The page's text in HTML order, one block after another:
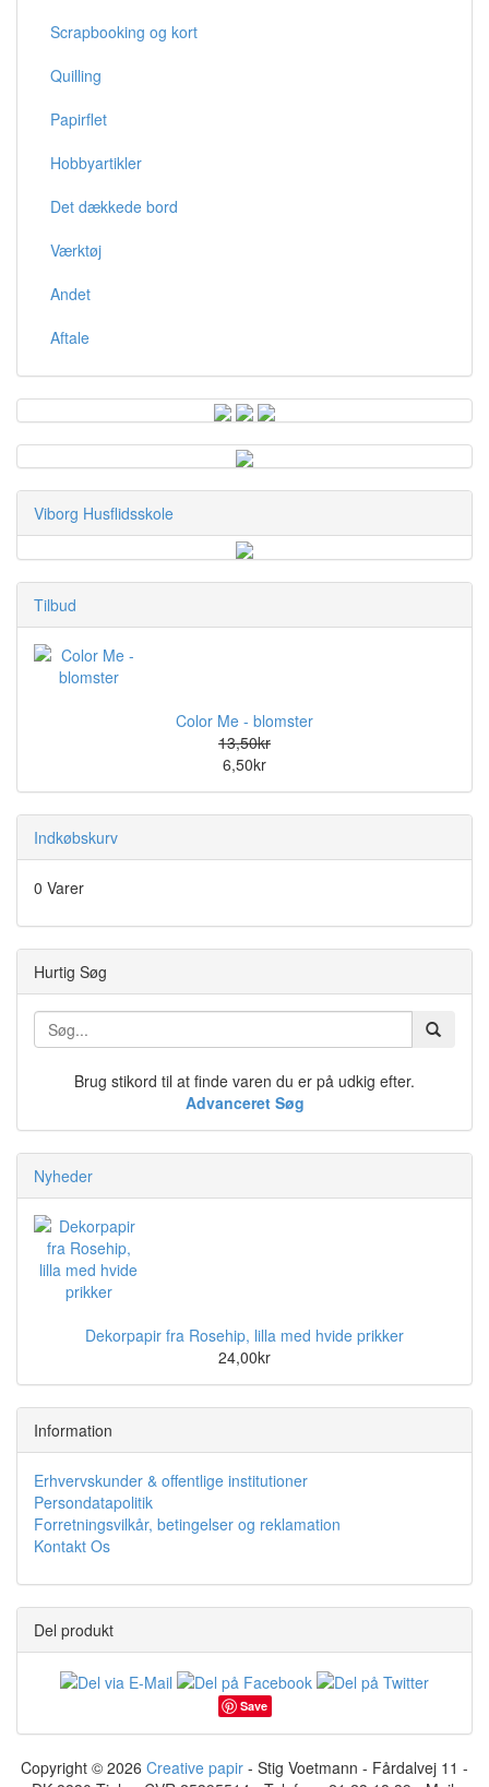
Scrapbooking og kort
Quilling
Papirflet
Hobbyartikler
Det dækkede bord
Værktøj
Andet
Aftale
Viborg Husflidsskole
Tilbud
Color Me - blomster
13,50kr
6,50kr
Indkøbskurv
0 Varer
Hurtig Søg
Brug stikord til at finde varen du er på udkig efter.
Advanceret Søg
Nyheder
Dekorpapir fra Rosehip, lilla med hvide prikker
24,00kr
Information
Erhvervskunder & offentlige institutioner
Persondatapolitik
Forretningsvilkår, betingelser og reklamation
Kontakt Os
Del produkt
Save
Copyright © 2026 Creative papir - Stig Voetmann - Fårdalvej 11 -